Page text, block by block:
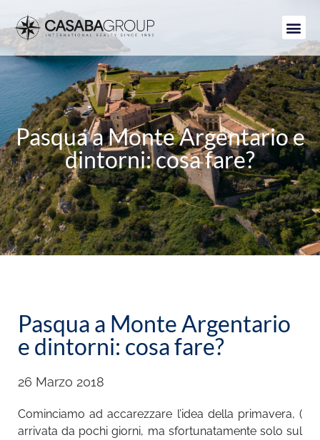
Pasqua a Monte Argentario e
dintorni: cosa fare?
Pasqua a Monte Argentario
e dintorni: cosa fare?
26 Marzo 2018
Cominciamo ad accarezzare l’idea della primavera, (
arrivata da pochi giorni, ma sfortunatamente solo sul